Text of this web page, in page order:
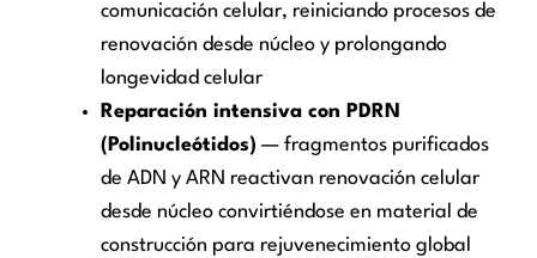
comunicación celular, reiniciando procesos de
renovación desde núcleo y prolongando
longevidad celular
Reparación intensiva con PDRN
(Polinucleótidos) — fragmentos purificados
de ADN y ARN reactivan renovación celular
desde núcleo convirtiéndose en material de
construcción para rejuvenecimiento global